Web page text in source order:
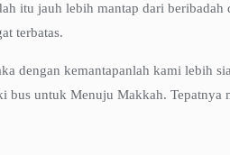
itu jauh lebih mantap dari
terbatas.
dengan kemantapanlah kami lebih
untuk Menuju Makkah. Tepatnya